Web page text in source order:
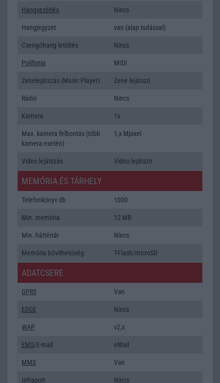
Hangvezérlés Nincs
Hangjegyzet van (alap tudással)
Csengőhang letöltés Nincs
Polifonia MIDI
Zenelejátszás (Music Player) Zene lejátszó
Rádió Nincs
Kamera 1x
Max. kamera felbontás (több
kamera esetén)
1,x Mpixel
Video lejátszás Video lejátszó
MEMÓRIA ÉS TÁRHELY
Telefonkönyv db 1000
Min. memória 12 MB
Min. háttértár Nincs
Memória bővíthetőség T-Flash/microSD
ADATCSERE
GPRS Van
EDGE Nincs
WAP v2,x
EMS/E-mail eMail
MMS Van
Infraport Nincs